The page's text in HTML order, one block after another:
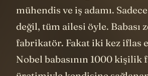
mühendis ve iş adamı.
değil, tüm ailesi öyle. Babası
fabrikatör. Fakat iki kez iflas
Nobel babasının 1000 kişilik